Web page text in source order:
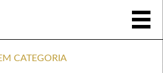
CATEGORIA